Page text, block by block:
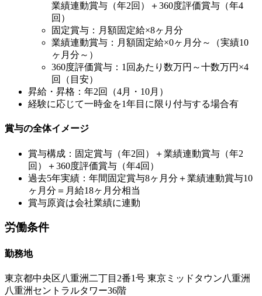
業績連動賞与（年2回）＋360度評価賞与（年4
回）
固定賞与：月額固定給×8ヶ月分
業績連動賞与：月額固定給×0ヶ月分～（実績10
ヶ月分～）
360度評価賞与：1回あたり数万円～十数万円×4
回（目安）
昇給・昇格：年2回（4月・10月）
経験に応じて一時金を1年目に限り付与する場合有
賞与の全体イメージ
賞与構成：固定賞与（年2回）＋業績連動賞与（年2
回）＋360度評価賞与（年4回）
過去5年実績：年間固定賞与8ヶ月分＋業績連動賞与10
ヶ月分＝月給18ヶ月分相当
賞与原資は会社業績に連動
労働条件
勤務地
東京都中央区八重洲二丁目2番1号 東京ミッドタウン八重洲
八重洲セントラルタワー36階